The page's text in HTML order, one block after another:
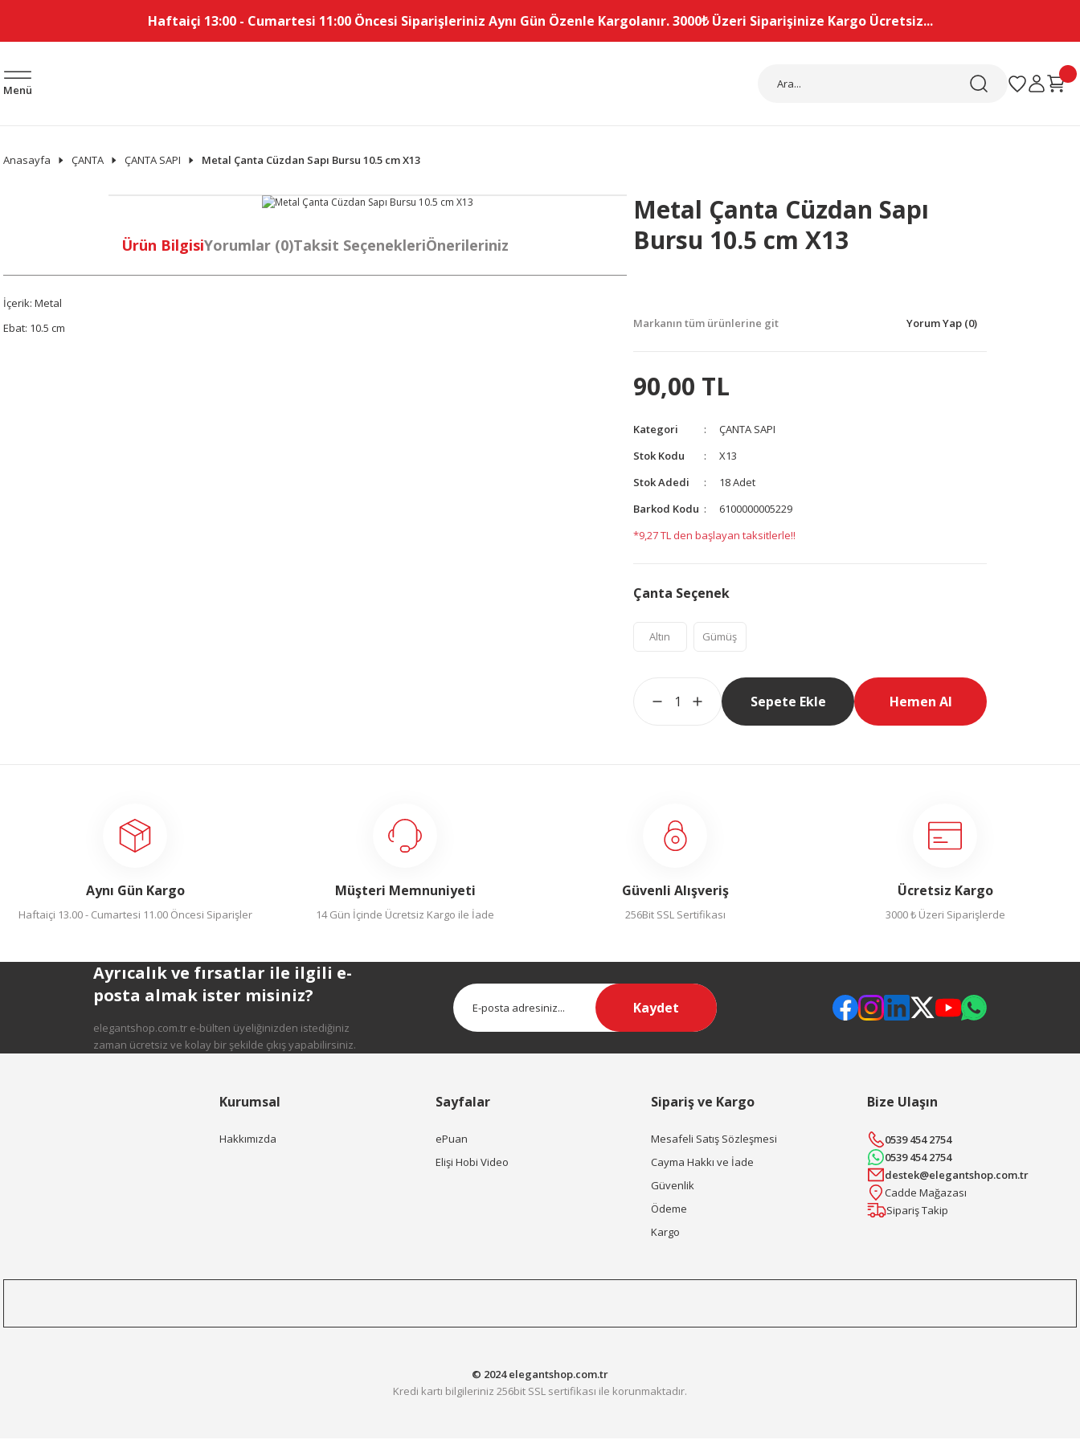
Haftaiçi 13:00 - Cumartesi 11:00 Öncesi Siparişleriniz Aynı Gün Özenle Kargolanır. 3000₺ Üzeri Siparişinize Kargo Ücretsiz...
Menü
Anasayfa ÇANTA ÇANTA SAPI Metal Çanta Cüzdan Sapı Bursu 10.5 cm X13
Ürün BilgisiYorumlar (0)Taksit SeçenekleriÖnerileriniz
İçerik: Metal
Ebat: 10.5 cm
Metal Çanta Cüzdan Sapı
Bursu 10.5 cm X13
Markanın tüm ürünlerine git Yorum Yap (0)
90,00 TL
Kategori
ÇANTA SAPI
Stok Kodu
X13
Stok Adedi
18 Adet
Barkod Kodu
6100000005229
*9,27 TL den başlayan taksitlerle!!
Çanta Seçenek
Altın Gümüş
Sepete Ekle Hemen Al
Aynı Gün Kargo
Haftaiçi 13.00 - Cumartesi 11.00 Öncesi Siparişler
Müşteri Memnuniyeti
14 Gün İçinde Ücretsiz Kargo ile İade
Güvenli Alışveriş
256Bit SSL Sertifikası
Ücretsiz Kargo
3000 ₺ Üzeri Siparişlerde
Ayrıcalık ve fırsatlar ile ilgili e-
posta almak ister misiniz?
elegantshop.com.tr e-bülten üyeliğinizden istediğiniz
zaman ücretsiz ve kolay bir şekilde çıkış yapabilirsiniz.
Kaydet
Kurumsal
Hakkımızda
Sayfalar
ePuan
Elişi Hobi Video
Sipariş ve Kargo
Mesafeli Satış Sözleşmesi
Cayma Hakkı ve İade
Güvenlik
Ödeme
Kargo
Bize Ulaşın
0539 454 2754
0539 454 2754
destek@elegantshop.com.tr
Cadde Mağazası
Sipariş Takip
© 2024 elegantshop.com.tr
Kredi kartı bilgileriniz 256bit SSL sertifikası ile korunmaktadır.